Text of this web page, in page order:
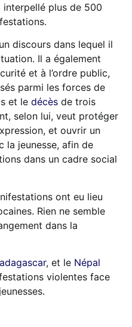
plus de 500
discours dans lequel il
Il a également
et à l’ordre public,
parmi les forces de
et ledécès de trois
selon lui, veut protéger
et ouvrir un
la jeunesse, afin de
dans un cadre social
ont eu lieu
Rien ne semble
dans la
, et le Népal
violentes face